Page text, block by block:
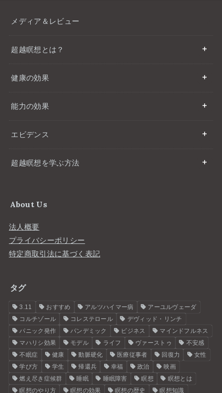
メディア＆レビュー
超越瞑想とは？
健康の効果
能力の効果
エビデンス
超越瞑想を学ぶ方法
About Us
法人概要
プライバシーポリシー
特定商取引法に基づく表記
タグ
3.11 おすすめ アルツハイマー病
アーユルヴェーダ
コルチゾール
コレステロール
デヴィッド・リンチ
パニック発作
パンデミック ビジネス
マインドフルネス
マハリシ効果
モデル ライフ ヴァーストゥ
不安感
不眠症
健康 動脈硬化 医療従事者 回復力
女性
学び方
学生 帰還兵 幸福 政治
映画
燃え尽き症候群
睡眠 睡眠障害 瞑想
瞑想とは
瞑想のやり方
瞑想の効果 瞑想の歴史 瞑想知識